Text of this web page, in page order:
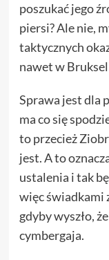
poszukać jego
piersi? Ale nie,
taktycznych
nawet w
Sprawa jest dla
ma co się
to przecież
jest. A to
ustalenia i tak
więc świadkami
gdyby wyszło,
cymbergaja.